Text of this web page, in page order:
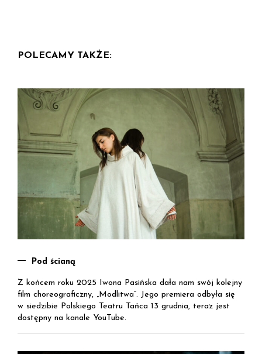
POLECAMY TAKŻE:
Pod ścianą
Z końcem roku 2025 Iwona Pasińska dała nam swój kolejny
film choreograficzny, „Modlitwa”. Jego premiera odbyła się
w siedzibie Polskiego Teatru Tańca 13 grudnia, teraz jest
dostępny na kanale YouTube.